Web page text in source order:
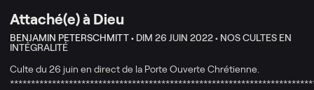
Attaché(e) à Dieu
BENJAMIN PETERSCHMITT • DIM 26 JUIN 2022 • NOS CULTES EN
INTÉGRALITÉ
Culte du 26 juin en direct de la Porte Ouverte Chrétienne.